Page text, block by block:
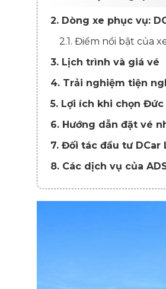
2. Dòng xe phục vụ:
2.1. Điểm nổi bật của
3. Lịch trình và giá vé
4. Trải nghiệm tiện
5. Lợi ích khi chọn
6. Hướng dẫn đặt vé
7. Đối tác đầu tư DCar
8. Các dịch vụ của